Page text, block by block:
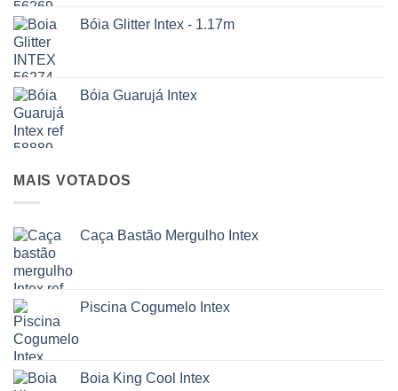
Bóia Glitter Intex - 1.17m
Bóia Guarujá Intex
MAIS VOTADOS
Caça Bastão Mergulho Intex
Piscina Cogumelo Intex
Boia King Cool Intex